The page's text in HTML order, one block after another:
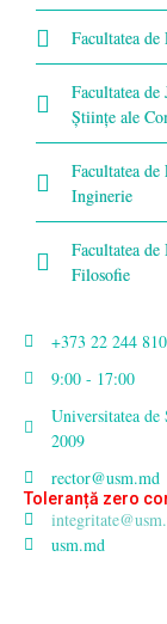
Facultatea de
Facultatea
Ştiinţe ale
Facultatea
Inginerie
Facultatea
Filosofie
+373 22 244 810
9:00 - 17:00
Universitatea
2009
rector@usm.md
Toleranță zero
usm.md